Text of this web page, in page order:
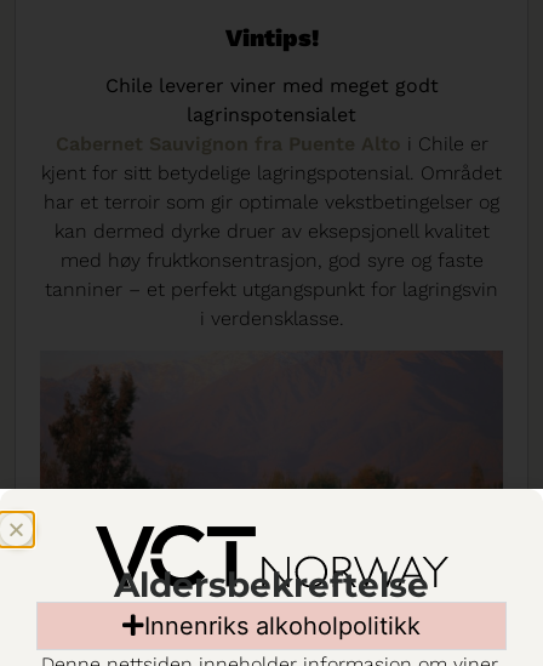
Vintips!
Chile leverer viner med meget godt
lagrinspotensialet
Cabernet Sauvignon fra Puente Alto i Chile er
kjent for sitt betydelige lagringspotensial. Området
har et terroir som gir optimale vekstbetingelser og
kan dermed dyrke druer av eksepsjonell kvalitet
med høy fruktkonsentrasjon, god syre og faste
tanniner – et perfekt utgangspunkt for lagringsvin
i verdensklasse.
Aldersbekreftelse
Innenriks alkoholpolitikk